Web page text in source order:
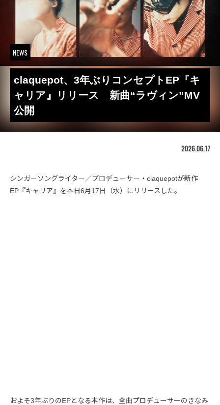
NEWS
claquepot、3年ぶりコンセプトEP『キ
ャリア』リリース 新曲“ラヴィン”MV
公開
2026.06.17
シンガーソングライター／プロデューサー・claquepotが新作
EP『キャリア』を本日6月17日（水）にリリースした。
およそ3年ぶりのEPとなる本作は、全曲プロデューサーのきなみ